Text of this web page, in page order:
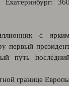
с
первый
путь
границе